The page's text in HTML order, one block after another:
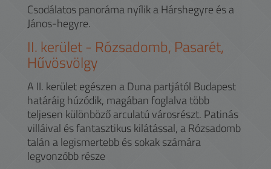
Csodálatos panoráma nyílik a Hárshegyre és a
János-hegyre.
II. kerület - Rózsadomb, Pasarét,
Hűvösvölgy
A II. kerület egészen a Duna partjától Budapest
határáig húzódik, magában foglalva több
teljesen különböző arculatú városrészt. Patinás
villáival és fantasztikus kilátással, a Rózsadomb
talán a legismertebb és sokak számára
legvonzóbb része